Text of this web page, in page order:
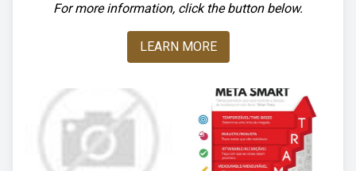
For more information, click the button below.
LEARN MORE